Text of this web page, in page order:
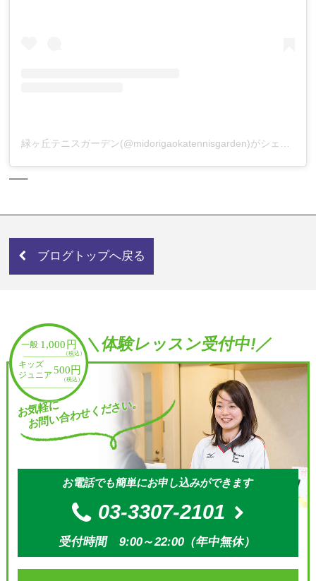
—–
ブログトップへ戻る
＼体験レッスン受付中!／
お気軽に
お問い合わせください。
お電話でも簡単にお申し込みができます
03-3307-2101
受付時間 9:00～22:00（年中無休）